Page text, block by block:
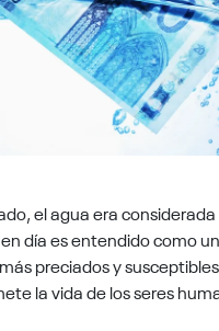
el agua era
día es entendido como
preciados y
la vida de los seres